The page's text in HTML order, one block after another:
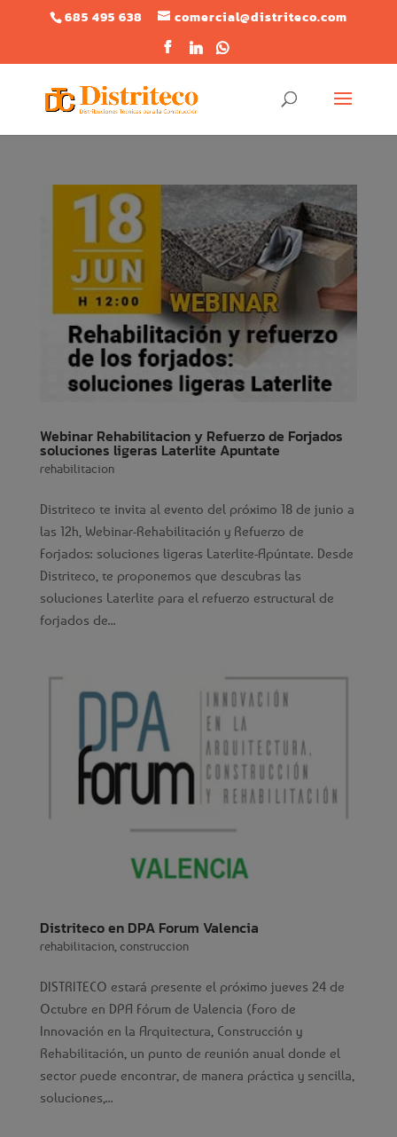
685 495 638 comercial@distriteco.com
Webinar Rehabilitacion y Refuerzo de Forjados
soluciones ligeras Laterlite Apuntate
rehabilitacion
Distriteco te invita al evento del próximo 18 de junio a
las 12h, Webinar-Rehabilitación y Refuerzo de
Forjados: soluciones ligeras Laterlite-Apúntate. Desde
Distriteco, te proponemos que descubras las
soluciones Laterlite para el refuerzo estructural de
forjados de...
Distriteco en DPA Forum Valencia
rehabilitacion, construccion
DISTRITECO estará presente el próximo jueves 24 de
Octubre en DPA Fórum de Valencia (Foro de
Innovación en la Arquitectura, Construcción y
Rehabilitación, un punto de reunión anual donde el
sector puede encontrar, de manera práctica y sencilla,
soluciones,...